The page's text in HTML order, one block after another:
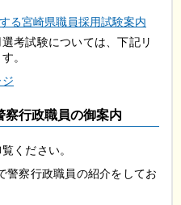
る宮崎県職員採用試験案内
考試験については、下記リ
。
察行政職員の御案内
ください。
警察行政職員の紹介をしてお